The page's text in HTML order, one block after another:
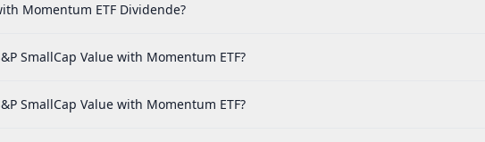
Momentum ETF Dividende?
SmallCap Value with Momentum ETF?
SmallCap Value with Momentum ETF?